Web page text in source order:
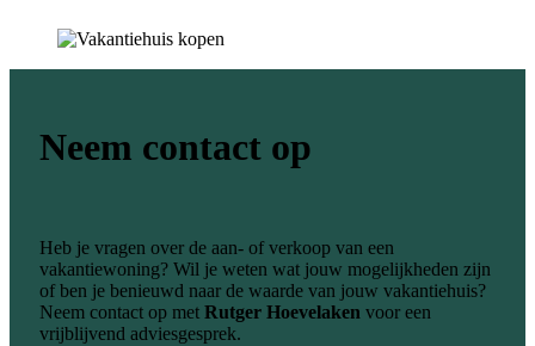
Neem contact op
Heb je vragen over de aan- of verkoop van een
vakantiewoning? Wil je weten wat jouw mogelijkheden zijn
of ben je benieuwd naar de waarde van jouw vakantiehuis?
Neem contact op met Rutger Hoevelaken voor een
vrijblijvend adviesgesprek.